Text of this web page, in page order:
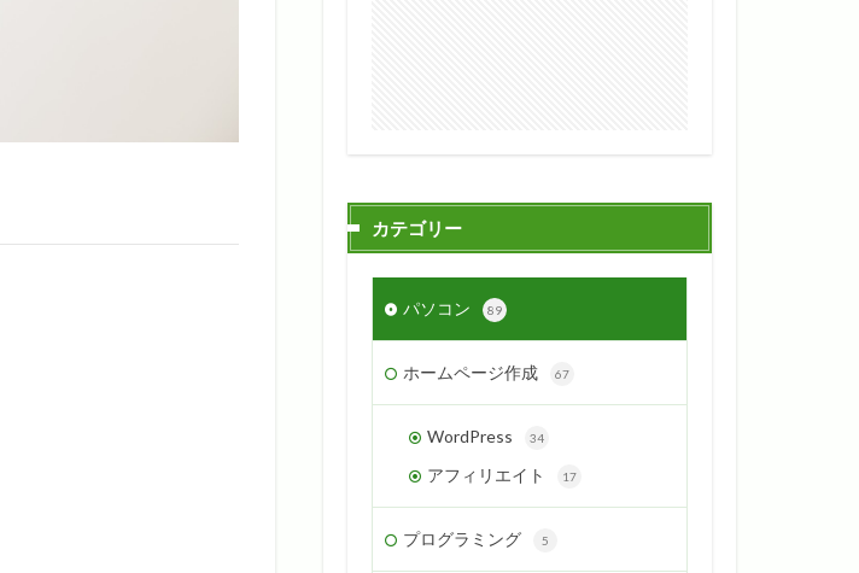
カテゴリー
パソコン 89
ホームページ作成 67
WordPress 34
アフィリエイト 17
プログラミング 5